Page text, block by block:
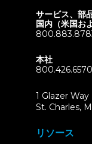
サービス、部
国内（米国お
本社
800.426.6570
1 Glazer Way
St. Charles,
リソース